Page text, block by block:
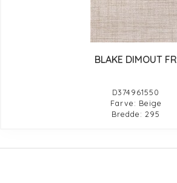
BLAKE DIMOUT FR
D374961550
Farve: Beige
Bredde: 295